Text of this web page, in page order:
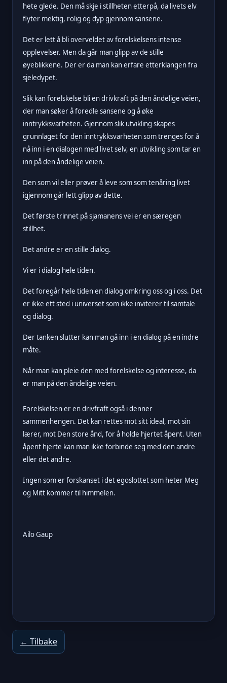
hete glede. Den må skje i stillheten etterpå, da livets elv
flyter mektig, rolig og dyp gjennom sansene.
Det er lett å bli overveldet av forelskelsens intense
opplevelser. Men da går man glipp av de stille
øyeblikkene. Der er da man kan erfare etterklangen fra
sjeledypet.
Slik kan forelskelse bli en drivkraft på den åndelige veien,
der mansøker å foredle sansene og å øke
inntrykksvarheten. Gjennom slik utvikling skapes
grunnlaget for den inntrykksvarheten som trenges for å
nå inn i en dialogen med livet selv, en utvikling som tar en
inn på den åndelige veien.
Den som vil eller prøver å leve som som tenåring livet
igjennom går lett glipp av dette.
Det første trinnet på sjamanens vei er en særegen
stillhet.
Det andre er en stille dialog.
Vi er i dialog hele tiden.
Det foregår hele tiden en dialog omkring oss og i oss. Det
er ikke ett sted i universet som ikke inviterer til samtale
og dialog.
Der tanken slutter kan man gå inn i en dialog på en indre
måte.
Når man kan pleie den med forelskelse og interesse, da
er man på den åndelige veien.
Forelskelsen er en drivfraft også i denner
sammenhengen. Det kan rettes mot sitt ideal, mot sin
lærer, mot Den store ånd, for å holde hjertet åpent. Uten
åpent hjerte kan man ikke forbinde seg med den andre
eller det andre.
Ingen som er forskanset i det egoslottet som heter Meg
og Mitt kommer til himmelen.
Ailo Gaup
← Tilbake